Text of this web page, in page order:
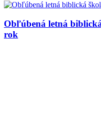
Obľúbená letná
rok